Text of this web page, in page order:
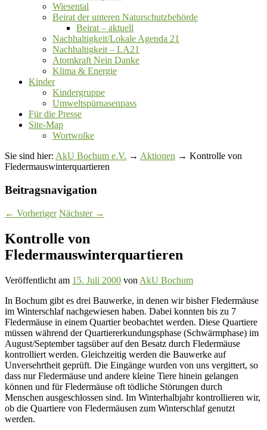
Wiesental
Beirat der unteren Naturschutzbehörde
Beirat ‒ aktuell
Nachhaltigkeit/Lokale Agenda 21
Nachhaltigkeit – LA21
Atomkraft Nein Danke
Klima & Energie
Kinder
Kindergruppe
Umweltspürnasenpass
Für die Presse
Site-Map
Wortwolke
Sie sind hier: AkU Bochum e.V. → Aktionen → Kontrolle von
Fledermauswinterquartieren
Beitragsnavigation
← Vorheriger Nächster →
Kontrolle von
Fledermauswinterquartieren
Veröffentlicht am 15. Juli 2000 von AkU Bochum
In Bochum gibt es drei Bauwerke, in denen wir bisher Fledermäuse
im Winterschlaf nachgewiesen haben. Dabei konnten bis zu 7
Fledermäuse in einem Quartier beobachtet werden. Diese Quartiere
müssen während der Quartiererkundungsphase (Schwärmphase) im
August/September tagsüber auf den Besatz durch Fledermäuse
kontrolliert werden. Gleichzeitig werden die Bauwerke auf
Unversehrtheit geprüft. Die Eingänge wurden von uns vergittert, so
dass nur Fledermäuse und andere kleine Tiere hinein gelangen
können und für Fledermäuse oft tödliche Störungen durch
Menschen ausgeschlossen sind. Im Winterhalbjahr kontrollieren wir,
ob die Quartiere von Fledermäusen zum Winterschlaf genutzt
werden.